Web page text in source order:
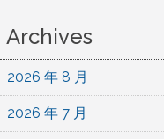
Archives
2026 年 8 月
2026 年 7 月